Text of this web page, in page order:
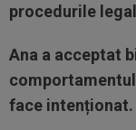
procedurile
Ana a acceptat
face intenționat.